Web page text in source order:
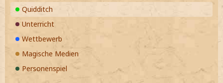
Quidditch
Unterricht
Wettbewerb
Magische Medien
Personenspiel